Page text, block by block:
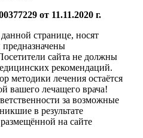
от 11.11.2020 г.
странице, носят
сайта не должны
рекомендаций.
методики лечения остаётся
вашего лечащего врача!
за возможные
в результате
на сайте